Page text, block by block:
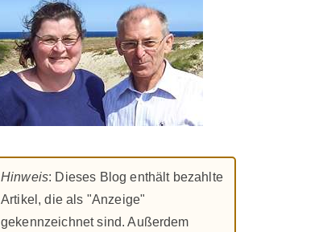
Hinweis: Dieses Blog enthält bezahlte
Artikel, die als "Anzeige"
gekennzeichnet sind. Außerdem